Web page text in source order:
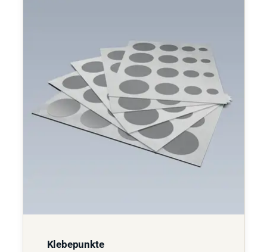
Klebepunkte